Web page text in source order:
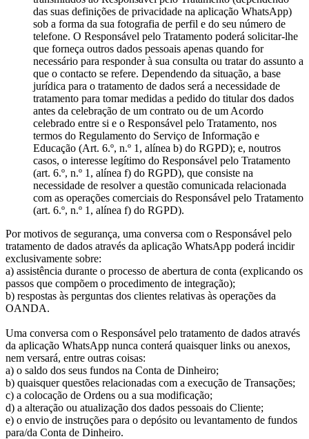
das suas definições de privacidade na aplicação WhatsApp)
sob a forma da sua fotografia de perfil e do seu número de
telefone. O Responsável pelo Tratamento poderá solicitar-lhe
que forneça outros dados pessoais apenas quando for
necessário para responder à sua consulta ou tratar do assunto a
que o contacto se refere. Dependendo da situação, a base
jurídica para o tratamento de dados será a necessidade de
tratamento para tomar medidas a pedido do titular dos dados
antes da celebração de um contrato ou de um Acordo
celebrado entre si e o Responsável pelo Tratamento, nos
termos do Regulamento do Serviço de Informação e
Educação (Art. 6.º, n.º 1, alínea b) do RGPD); e, noutros
casos, o interesse legítimo do Responsável pelo Tratamento
(art. 6.º, n.º 1, alínea f) do RGPD), que consiste na
necessidade de resolver a questão comunicada relacionada
com as operações comerciais do Responsável pelo Tratamento
(art. 6.º, n.º 1, alínea f) do RGPD).
Por motivos de segurança, uma conversa com o Responsável pelo
tratamento de dados através da aplicação WhatsApp poderá incidir
exclusivamente sobre:
a) assistência durante o processo de abertura de conta (explicando os
passos que compõem o procedimento de integração);
b) respostas às perguntas dos clientes relativas às operações da
OANDA.
Uma conversa com o Responsável pelo tratamento de dados através
da aplicação WhatsApp nunca conterá quaisquer links ou anexos,
nem versará, entre outras coisas:
a) o saldo dos seus fundos na Conta de Dinheiro;
b) quaisquer questões relacionadas com a execução de Transações;
c) a colocação de Ordens ou a sua modificação;
d) a alteração ou atualização dos dados pessoais do Cliente;
e) o envio de instruções para o depósito ou levantamento de fundos
para/da Conta de Dinheiro.